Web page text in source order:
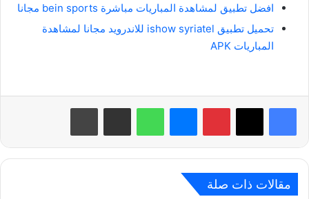
افضل تطبيق لمشاهدة المباريات مباشرة bein sports مجانا
تحميل تطبيق ishow syriatel للاندرويد مجانا لمشاهدة
المباريات APK
بينتيريست واتساب
مقالات ذات صلة